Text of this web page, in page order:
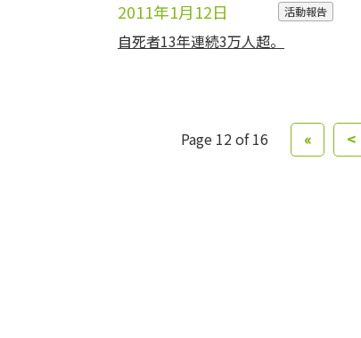
2011年1月12日 活動報告
自死者13年連続3万人超。
Page 12 of 16 « <